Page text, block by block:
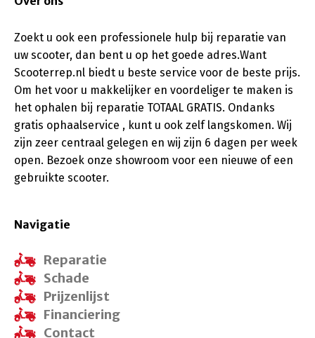
Zoekt u ook een professionele hulp bij reparatie van
uw scooter, dan bent u op het goede adres.Want
Scooterrep.nl biedt u beste service voor de beste prijs.
Om het voor u makkelijker en voordeliger te maken is
het ophalen bij reparatie TOTAAL GRATIS. Ondanks
gratis ophaalservice , kunt u ook zelf langskomen. Wij
zijn zeer centraal gelegen en wij zijn 6 dagen per week
open. Bezoek onze showroom voor een nieuwe of een
gebruikte scooter.
Navigatie
Reparatie
Schade
Prijzenlijst
Financiering
Contact